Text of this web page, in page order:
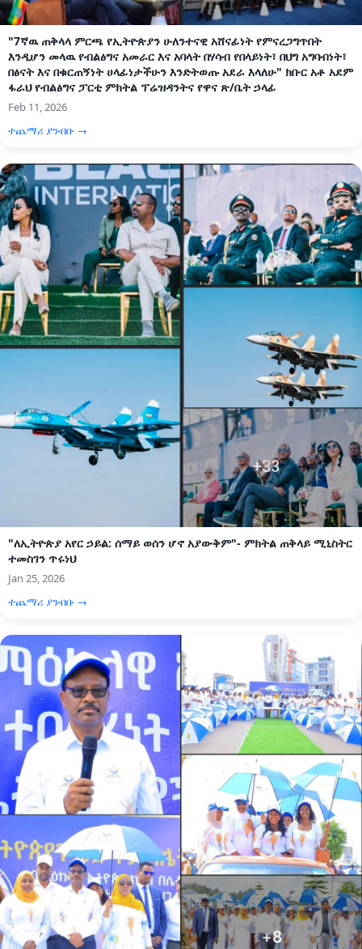
"7ኛዉ ጠቅላላ ምርጫ የኢትዮጵያን ሁለንተናዊ አሸናፊነት የምናረጋግጥበት
እንዲሆን መላዉ የብልፅግና አመራር እና አባላት በሃሳብ የበላይነት፣ በህግ አግባብነት፣
በፅናት እና በቁርጠኝነት ሀላፊነታችሁን እንድትወጡ አደራ እላለሁ" ክቡር አቶ አደም
ፋራህ የብልፅግና ፓርቲ ምክትል ፕሬዝዳንትና የዋና ጽ/ቤት ኃላፊ
Feb 11, 2026
ተጨማሪ ያንብቡ →
"ለኢትዮጵያ አየር ኃይል: ሰማይ ወሰን ሆኖ አያውቅም"- ምክትል ጠቅላይ ሚኒስትር
ተመስገን ጥሩነህ
Jan 25, 2026
ተጨማሪ ያንብቡ →